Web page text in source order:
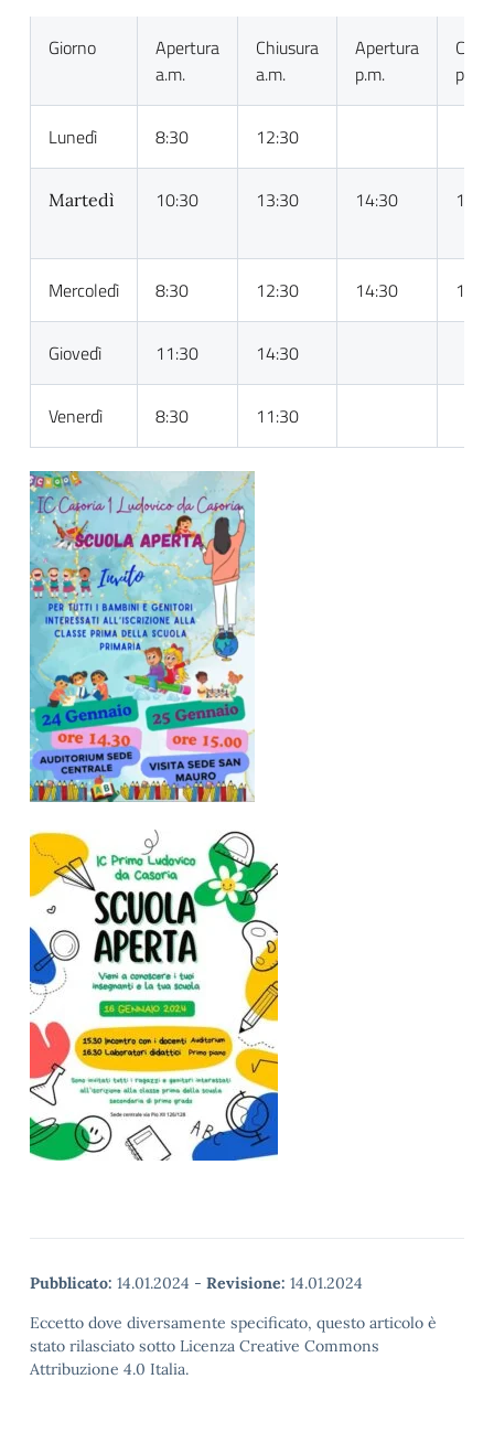
Giorno
Apertura
a.m.
Chiusura
a.m.
Apertura
p.m.
p.m.
Lunedì 8:30 12:30
Martedì 10:30 13:30 14:30
Mercoledì 8:30 12:30 14:30
Giovedì 11:30 14:30
Venerdì 8:30 11:30
Pubblicato: 14.01.2024 - Revisione: 14.01.2024
Eccetto dove diversamente specificato, questo articolo è
stato rilasciato sotto Licenza Creative Commons
Attribuzione 4.0 Italia.